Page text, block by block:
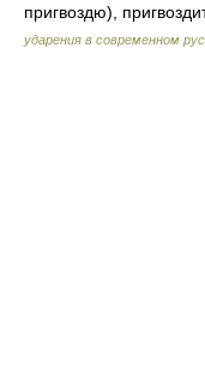
пригвоздю),
ударения в современном